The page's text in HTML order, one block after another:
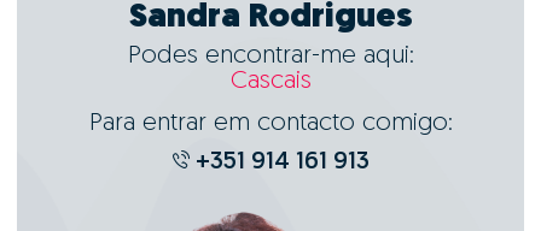
Sandra Rodrigues
Podes encontrar-me aqui:
Cascais
Para entrar em contacto comigo:
+351 914 161 913